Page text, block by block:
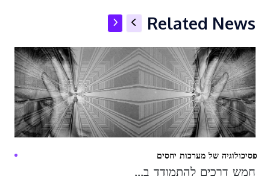
Related News
פסיכולוגיה של מערכות יחסים
חמש דרכים להתמודד ב...